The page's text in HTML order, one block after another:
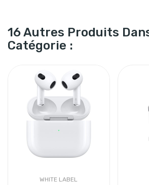
16 Autres Produits
Catégorie :
WHITE LABEL